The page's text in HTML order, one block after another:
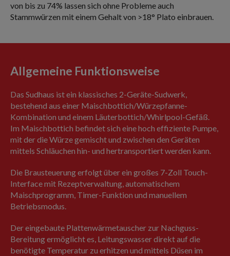
von bis zu 74% lassen sich ohne Probleme auch
Stammwürzen mit einem Gehalt von >18° Plato einbrauen.
Allgemeine Funktionsweise
Das Sudhaus ist ein klassisches 2-Geräte-Sudwerk,
bestehend aus einer Maischbottich/Würzepfanne-
Kombination und einem Läuterbottich/Whirlpool-Gefäß.
Im Maischbottich befindet sich eine hoch effiziente Pumpe,
mit der die Würze gemischt und zwischen den Geräten
mittels Schläuchen hin- und hertransportiert werden kann.
Die Brausteuerung erfolgt über ein großes 7-Zoll Touch-
Interface mit Rezeptverwaltung, automatischem
Maischprogramm, Timer-Funktion und manuellem
Betriebsmodus.
Der eingebaute Plattenwärmetauscher zur Nachguss-
Bereitung ermöglicht es, Leitungswasser direkt auf die
benötigte Temperatur zu erhitzen und mittels Düsen im